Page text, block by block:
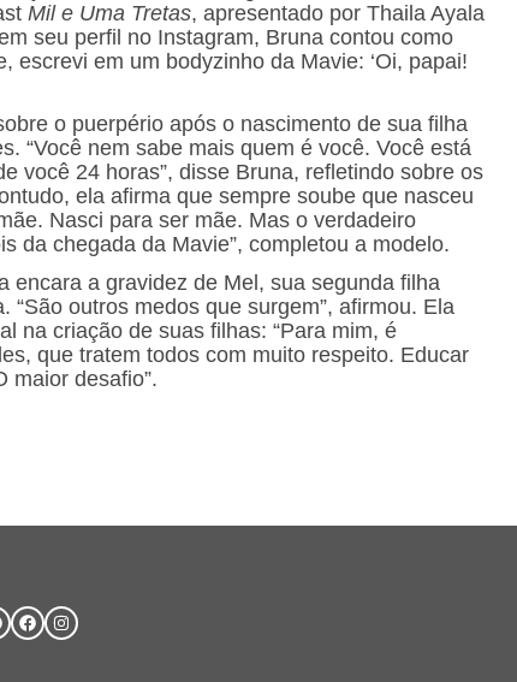
Mil e Uma Tretas, apresentado por Thaila Ayala
seu perfil no Instagram, Bruna contou como
escrevi em um bodyzinho da Mavie: ‘Oi, papai!
o puerpério após o nascimento de sua filha
“Você nem sabe mais quem é você. Você está
você 24 horas”, disse Bruna, refletindo sobre os
ela afirma que sempre soube que nasceu
Nasci para ser mãe. Mas o verdadeiro
da chegada da Mavie”, completou a modelo.
encara a gravidez de Mel, sua segunda filha
outros medos que surgem”, afirmou. Ela
na criação de suas filhas: “Para mim, é
que tratem todos com muito respeito. Educar
maior desafio”.